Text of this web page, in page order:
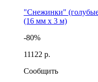
"Снежинки"
(16 мм х 3 м)
-80%
111 22 р.
Сообщить